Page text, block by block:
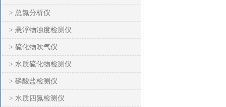
> 总氮分析仪
> 悬浮物浊度检测仪
> 硫化物吹气仪
> 水质硫化物检测仪
> 磷酸盐检测仪
> 水质四氮检测仪